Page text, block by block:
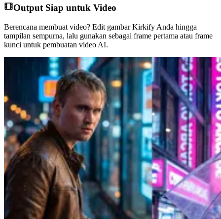
Output Siap untuk Video
Berencana membuat video? Edit gambar Kirkify Anda hingga
tampilan sempurna, lalu gunakan sebagai frame pertama atau frame
kunci untuk pembuatan video AI.